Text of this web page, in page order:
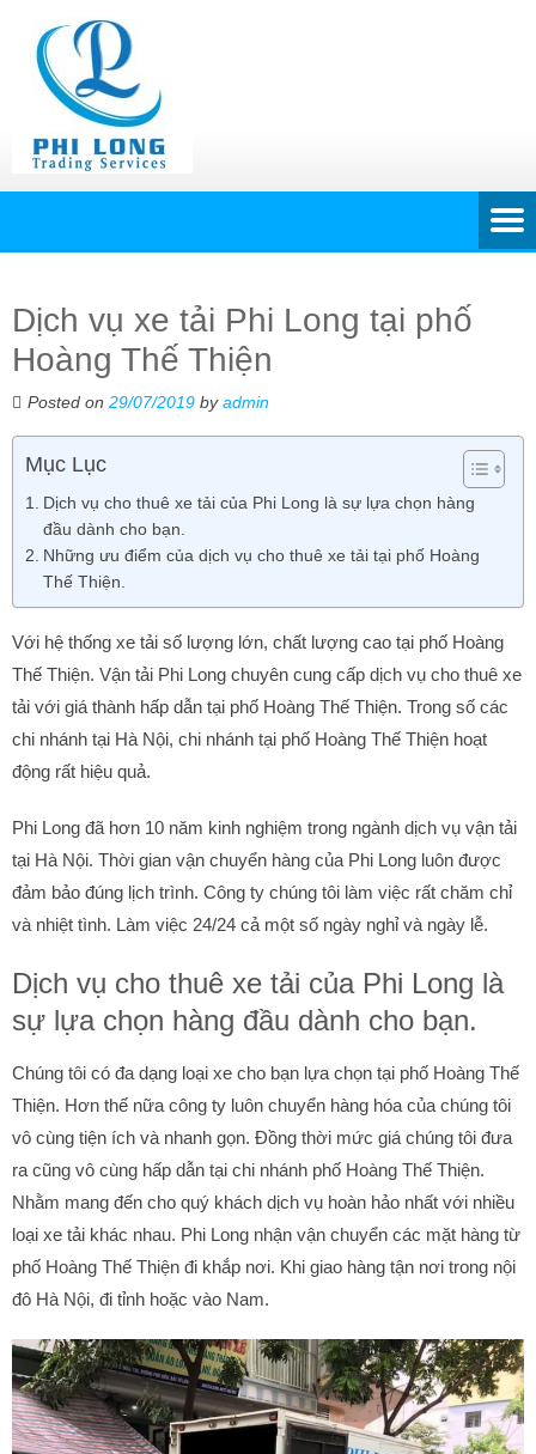
Dịch vụ xe tải Phi Long tại phố
Hoàng Thế Thiện
Posted on 29/07/2019 byadmin
Mục Lục
Dịch vụ cho thuê xe tải của Phi Long là sự lựa chọn hàng
đầu dành cho bạn.
Những ưu điểm của dịch vụ cho thuê xe tải tại phố Hoàng
Thế Thiện.
Với hệ thống xe tải số lượng lớn, chất lượng cao tại phố Hoàng
Thế Thiện. Vận tải Phi Long chuyên cung cấp dịch vụ cho thuê xe
tải với giá thành hấp dẫn tại phố Hoàng Thế Thiện. Trong số các
chi nhánh tại Hà Nội, chi nhánh tại phố Hoàng Thế Thiện hoạt
động rất hiệu quả.
Phi Long đã hơn 10 năm kinh nghiệm trong ngành dịch vụ vận tải
tại Hà Nội. Thời gian vận chuyển hàng của Phi Long luôn được
đảm bảo đúng lịch trình. Công ty chúng tôi làm việc rất chăm chỉ
và nhiệt tình. Làm việc 24/24 cả một số ngày nghỉ và ngày lễ.
Dịch vụ cho thuê xe tải của Phi Long là
sự lựa chọn hàng đầu dành cho bạn.
Chúng tôi có đa dạng loại xe cho bạn lựa chọn tại phố Hoàng Thế
Thiện. Hơn thế nữa công ty luôn chuyển hàng hóa của chúng tôi
vô cùng tiện ích và nhanh gọn. Đồng thời mức giá chúng tôi đưa
ra cũng vô cùng hấp dẫn tại chi nhánh phố Hoàng Thế Thiện.
Nhằm mang đến cho quý khách dịch vụ hoàn hảo nhất với nhiều
loại xe tải khác nhau. Phi Long nhận vận chuyển các mặt hàng từ
phố Hoàng Thế Thiện đi khắp nơi. Khi giao hàng tận nơi trong nội
đô Hà Nội, đi tỉnh hoặc vào Nam.